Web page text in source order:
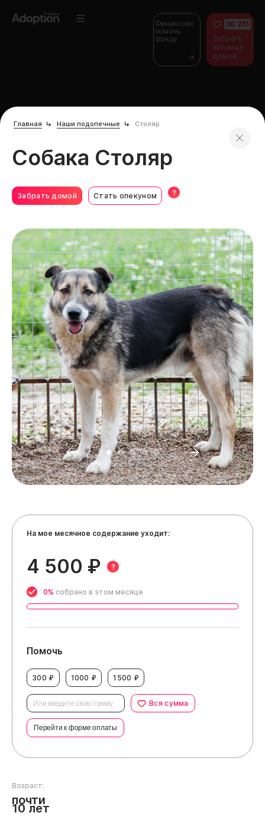
Финансово
помочь
фонду
30 251
Забрать
питомца
домой
Главная Наши подопечные Столяр
Собака Столяр
Забрать домой Стать опекуном ?
На мое месячное содержание уходит:
4 500 ₽ ?
0% собрано в этом месяце
Помочь
300 ₽ 1000 ₽ 1500 ₽
Вся сумма
Перейти к форме оплаты
Возраст:
почти
10 лет